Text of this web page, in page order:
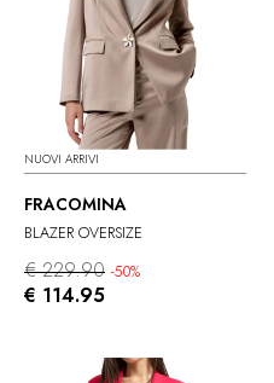
NUOVI ARRIVI
FRACOMINA
BLAZER OVERSIZE
€ 229.90 -50%
€ 114.95